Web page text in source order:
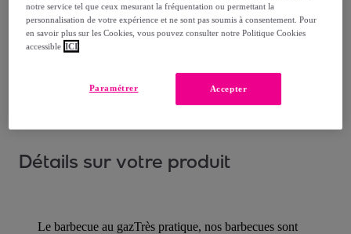
Livraison estimée: entre le14/08et le17/08
Détails sur votre produit
Le barbecue au gazTrès pratique, nos barbecues sont
notre service tel que ceux mesurant la fréquentation ou permettant la
personnalisation de votre expérience et ne sont pas soumis à consentement. Pour
en savoir plus sur les Cookies, vous pouvez consulter notre Politique Cookies
accessible ICI
Accepter
Paramétrer